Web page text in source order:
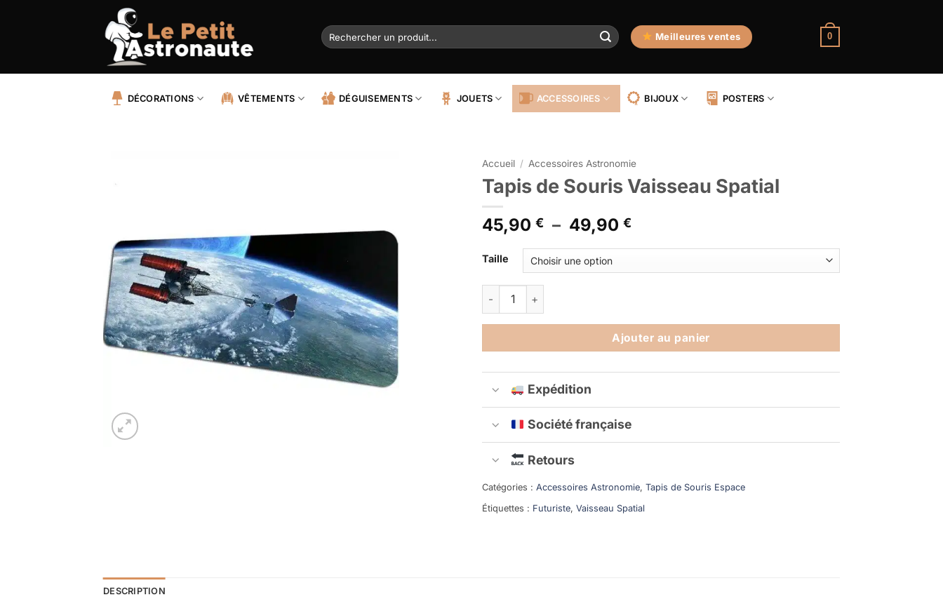
Recherche
pour :
Meilleures ventes 0
DÉCORATIONS VÊTEMENTS DÉGUISEMENTS JOUETS ACCESSOIRES BIJOUX POSTERS
Accueil / Accessoires Astronomie
Tapis de Souris Vaisseau Spatial
45,90 € – 49,90 €Plage
45,90 €
Taille
quantité de Tapis de Souris Vaisseau Spatial
Ajouter au panier
Alternative:
Expédition
Société française
Retours
Catégories : Accessoires Astronomie, Tapis de Souris Espace
Étiquettes : Futuriste, Vaisseau Spatial
DESCRIPTION